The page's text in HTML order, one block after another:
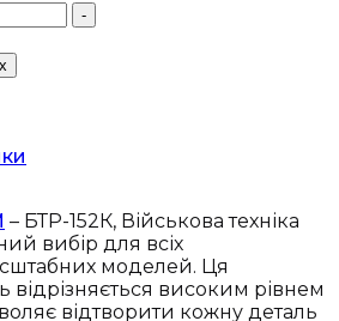
-
– БТР-152К, Військова техніка
вибір для всіх
моделей. Ця
відрізняється високим рівнем
відтворити кожну деталь